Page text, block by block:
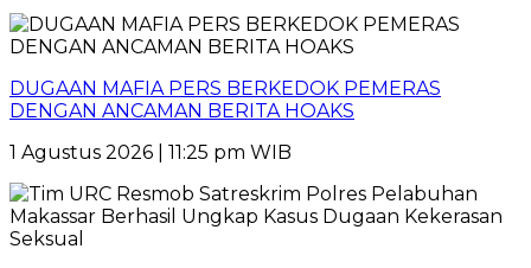
DUGAAN MAFIA PERS BERKEDOK PEMERAS
DENGAN ANCAMAN BERITA HOAKS
1 Agustus 2026 | 11:25 pm WIB